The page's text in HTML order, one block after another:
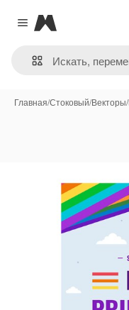
Close menu
Magnific
Главная/Стоковый/Векторы/